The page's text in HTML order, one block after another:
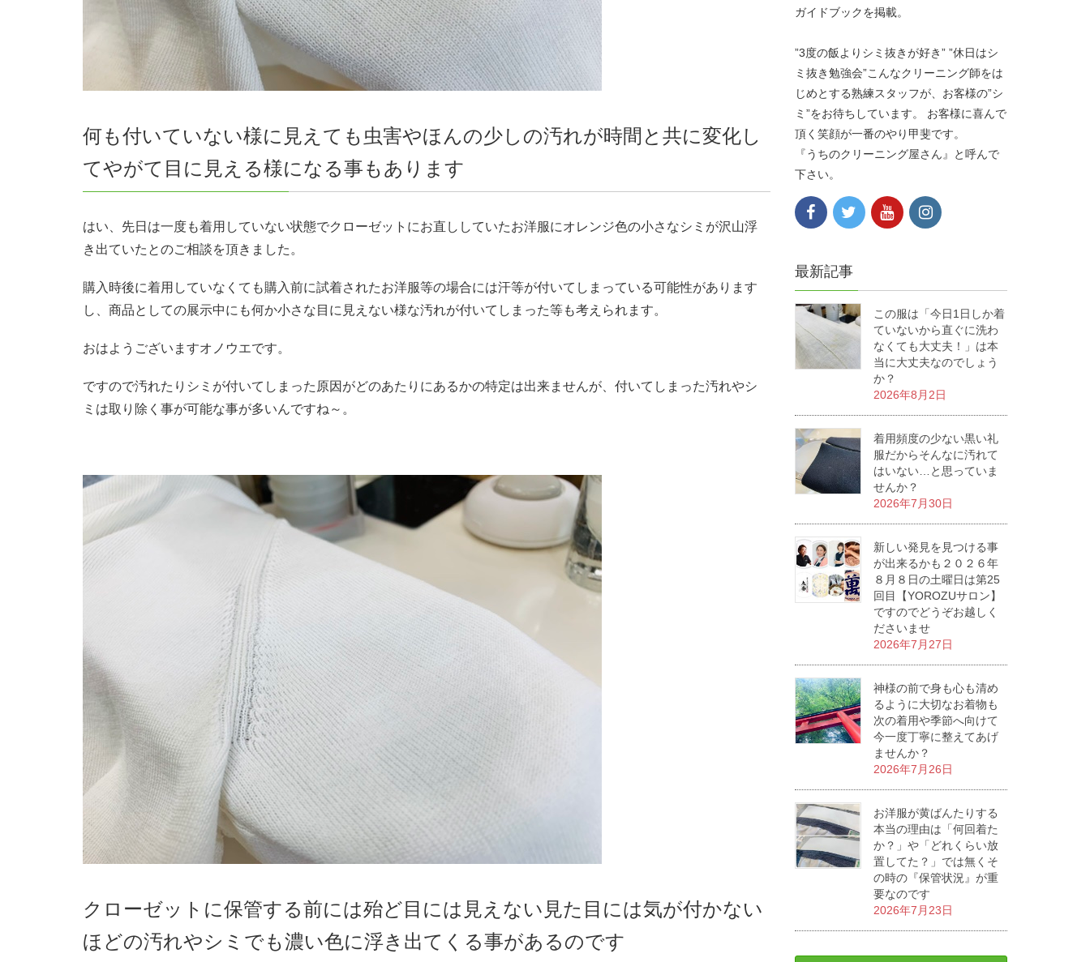
何も付いていない様に見えても虫害やほんの少しの汚れが時間と共に変化し
てやがて目に見える様になる事もあります
はい、先日は一度も着用していない状態でクローゼットにお直ししていたお洋服にオレンジ色の小さなシミが沢山浮
き出ていたとのご相談を頂きました。
購入時後に着用していなくても購入前に試着されたお洋服等の場合には汗等が付いてしまっている可能性があります
し、商品としての展示中にも何か小さな目に見えない様な汚れが付いてしまった等も考えられます。
おはようございますオノウエです。
ですので汚れたりシミが付いてしまった原因がどのあたりにあるかの特定は出来ませんが、付いてしまった汚れやシ
ミは取り除く事が可能な事が多いんですね～。
クローゼットに保管する前には殆ど目には見えない見た目には気が付かない
ほどの汚れやシミでも濃い色に浮き出てくる事があるのです
ガイドブックを掲載。
”3度の飯よりシミ抜きが好き” ”休日はシ
ミ抜き勉強会”こんなクリーニング師をは
じめとする熟練スタッフが、お客様の”シ
ミ”をお待ちしています。 お客様に喜んで
頂く笑顔が一番のやり甲斐です。
『うちのクリーニング屋さん』と呼んで
下さい。
最新記事
この服は「今日1日しか着
ていないから直ぐに洗わ
なくても大丈夫！」は本
当に大丈夫なのでしょう
か？
2026年8月2日
着用頻度の少ない黒い礼
服だからそんなに汚れて
はいない…と思っていま
せんか？
2026年7月30日
新しい発見を見つける事
が出来るかも２０２６年
８月８日の土曜日は第25
回目【YOROZUサロン】
ですのでどうぞお越しく
ださいませ
2026年7月27日
神様の前で身も心も清め
るように大切なお着物も
次の着用や季節へ向けて
今一度丁寧に整えてあげ
ませんか？
2026年7月26日
お洋服が黄ばんたりする
本当の理由は「何回着た
か？」や「どれくらい放
置してた？」では無くそ
の時の『保管状況』が重
要なのです
2026年7月23日